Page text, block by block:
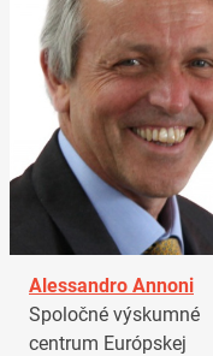
Alessandro Annoni
Spoločné výskumné
centrum Európskej